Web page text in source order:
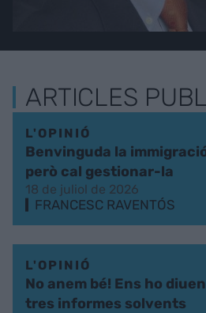
ARTICLES
L'OPINIÓ
Benvinguda la
però cal gestionar-la
18 de juliol de 2026
FRANCESC RAVENTÓS
L'OPINIÓ
No anem bé! Ens ho diuen
tres informes solvents